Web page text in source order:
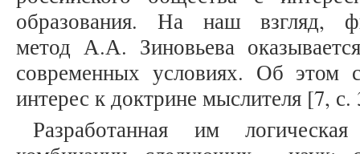
образования. На наш взгляд,
метод А.А. Зиновьева
современных условиях. Об этом
интерес к доктрине мыслителя [7, с.
Разработанная им